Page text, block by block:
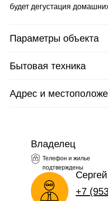
будет дегустация
Параметры объекта
Бытовая техника
Адрес и
Владелец
Сергей
+7
Телефон и жилье
подтверждены